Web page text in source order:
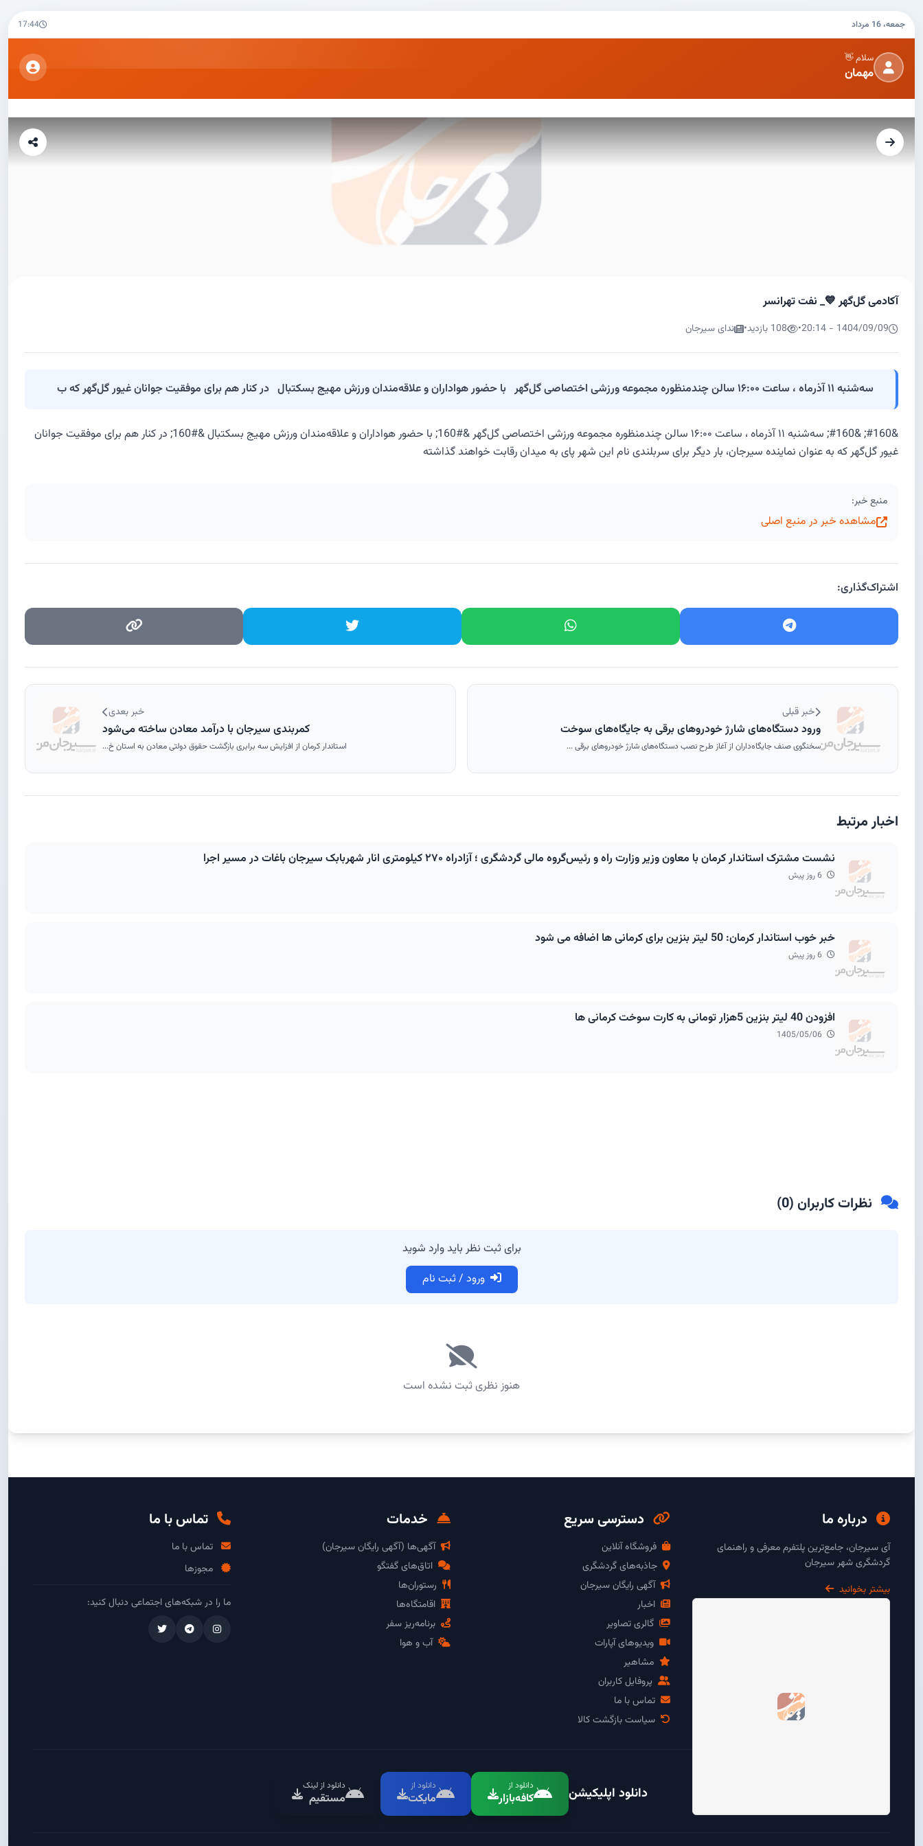
جمعه، 16 مرداد 17:44
سلام 👋
مهمان
آکادمی گل‌گهر 💙_ نفت تهرانسر
1404/09/09 - 20:14
• 108 بازدید • ندای سیرجان
سه‌شنبه ۱۱ آذر‌ماه ، ساعت ۱۶:۰۰ سالن چند‌منظوره مجموعه ورزشی اختصاصی گل‌گهر با حضور هواداران و علاقه‌مندان ورزش مهیج بسکتبال در کنار هم برای موفقیت جوانان غیور گل‌‌گهر که ب
&#160; &#160; سه‌شنبه ۱۱ آذر‌ماه ، ساعت ۱۶:۰۰ سالن چند‌منظوره مجموعه ورزشی اختصاصی گل‌گهر &#160; با حضور هواداران و علاقه‌مندان ورزش مهیج بسکتبال &#160; در کنار هم برای موفقیت جوانان
غیور گل‌‌گهر که به عنوان نماینده سیرجان، بار دیگر برای سربلندی نام این شهر پای به میدان رقابت خواهند گذاشته
منبع خبر:
مشاهده خبر در منبع اصلی
اشتراک‌گذاری:
خبر قبلی
ورود دستگاه‌های شارژ خودروهای برقی به جایگاه‌های سوخت
سخنگوی صنف جایگاه‌داران از آغاز طرح نصب دستگاه‌های شارژ خودروهای برقی ...
خبر بعدی
کمربندی سیرجان با درآمد معادن ساخته می‌شود
استاندار کرمان از افزایش سه برابری بازگشت حقوق دولتی معادن به استان خ...
اخبار مرتبط
نشست مشترک استاندار کرمان با معاون وزیر وزارت راه و رئیس‌گروه مالی گردشگری ؛ آزادراه ۲۷۰ کیلومتری انار شهربابک سیرجان باغات در مسیر اجرا
خبر خوب استاندار کرمان: 50 لیتر بنزین برای کرمانی ها اضافه می شود
افزودن 40 لیتر بنزین 5هزار تومانی به کارت سوخت کرمانی ها
نظرات کاربران (0
)
برای ثبت نظر باید وارد شوید
ورود / ثبت نام
هنوز نظری ثبت نشده است
درباره ما
آی سیرجان، جامع‌ترین پلتفرم معرفی و راهنمای
گردشگری شهر سیرجان
بیشتر بخوانید
دسترسی سریع
فروشگاه آنلاین
جاذبه‌های گردشگری
آگهی رایگان سیرجان
اخبار
گالری تصاویر
ویدیوهای آپارات
مشاهیر
پروفایل کاربران
تماس با ما
سیاست بازگشت کالا
خدمات
آگهی‌ها (آگهی رایگان سیرجان)
اتاق‌های گفتگو
رستوران‌ها
اقامتگاه‌ها
برنامه‌ریز سفر
آب و هوا
تماس با ما
تماس با ما
مجوزها
ما را در شبکه‌های اجتماعی دنبال کنید:
دانلود اپلیکیشن دانلود از
کافه‌بازار
دانلود از
مایکت
دانلود از لینک
مستقیم